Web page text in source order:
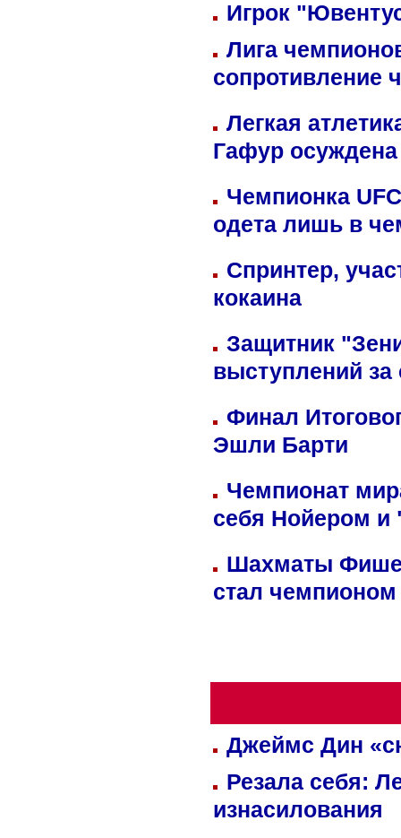
Игрок
Лига
сопротивление
Легкая
Гафур осуждена
Чемпионка
одета лишь в
Спринтер,
кокаина
Защитник
выступлений
Финал
Эшли Барти
Чемпионат
себя Нойером и
Шахматы
стал
Джеймс Дин
Резала себя:
изнасилования